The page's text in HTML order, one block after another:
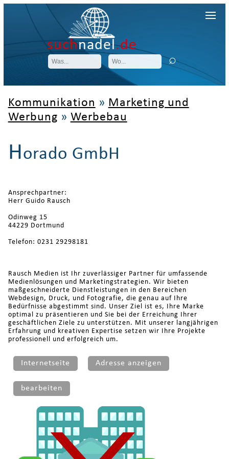
suchnadel.de
Kommunikation » Marketing und
Werbung » Werbebau
Horado GmbH
Ansprechpartner:
Herr Guido Rausch
Odinweg 15
44229 Dortmund
Telefon: 0231 29298181
Rausch Medien ist Ihr zuverlässiger Partner für umfassende
Medienlösungen und Marketingstrategien. Wir bieten
maßgeschneiderte Dienstleistungen in den Bereichen
Webdesign, Druck, und Fotografie, die genau auf Ihre
Bedürfnisse abgestimmt sind. Unser Ziel ist es, Ihre Marke
optimal zu präsentieren und Sie bei der Erreichung Ihrer
geschäftlichen Ziele zu unterstützen. Mit unserer langjährigen
Erfahrung und kreativen Expertise setzen wir Ihre Projekte
professionell und erfolgreich um.
Internetseite Adresse anzeigen
bearbeiten